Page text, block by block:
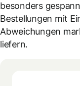
besonders
Bestellungen mit
Abweichungen
liefern.